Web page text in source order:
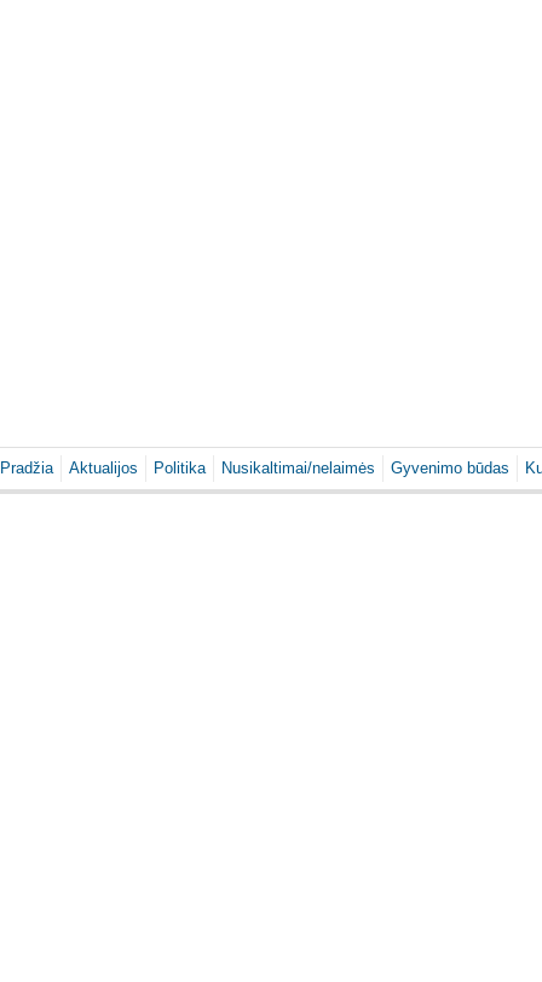
Pradžia Aktualijos Politika Nusikaltimai/nelaimės Gyvenimo būdas